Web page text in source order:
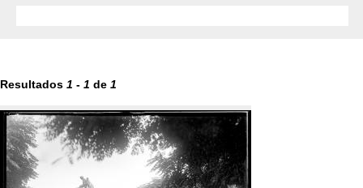
Resultados 1 - 1 de 1